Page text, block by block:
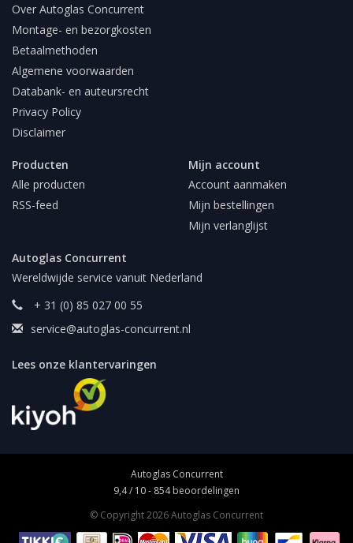
Over Autoglas Concurrent
Montage- en bezorgkosten
Betaalmethoden
Algemene voorwaarden
Databank- en auteursrecht
Privacy Policy
Disclaimer
Producten
Alle producten
RSS-feed
Mijn account
Account aanmaken
Mijn bestellingen
Mijn verlanglijst
Autoglas Concurrent
Wereldwijde service vanuit Nederland
+ 31 (0) 85 027 00 55
service@autoglas-concurrent.nl
Lees onze klantervaringen
Autoglas Concurrent
9,4/ 10- 854beoordelingen
© Copyright 2026 Autoglas Concurrent